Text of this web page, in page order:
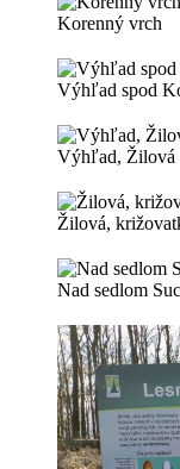
Korenný vrch
Výhľad spod
Výhľad, Žilová
Žilová,
Nad sedlom